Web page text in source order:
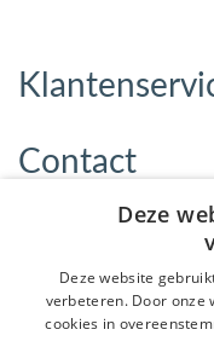
Contact
Nieuwsbrief
Deze
Deze website
verbeteren. Door onze
cookies in